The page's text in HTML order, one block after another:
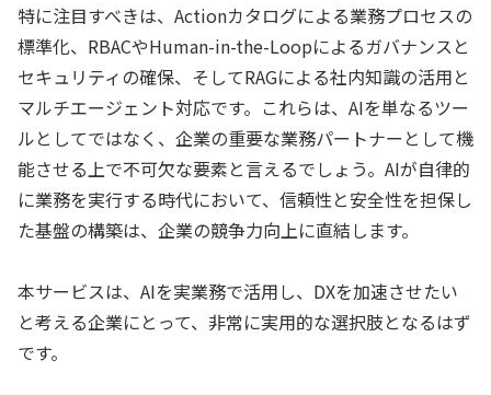
特に注目すべきは、Actionカタログによる業務プロセスの
標準化、RBACやHuman-in-the-Loopによるガバナンスと
セキュリティの確保、そしてRAGによる社内知識の活用と
マルチエージェント対応です。これらは、AIを単なるツー
ルとしてではなく、企業の重要な業務パートナーとして機
能させる上で不可欠な要素と言えるでしょう。AIが自律的
に業務を実行する時代において、信頼性と安全性を担保し
た基盤の構築は、企業の競争力向上に直結します。
本サービスは、AIを実業務で活用し、DXを加速させたい
と考える企業にとって、非常に実用的な選択肢となるはず
です。